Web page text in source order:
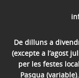
De dilluns a
(excepte a l’agost
per les festes
Pasqua